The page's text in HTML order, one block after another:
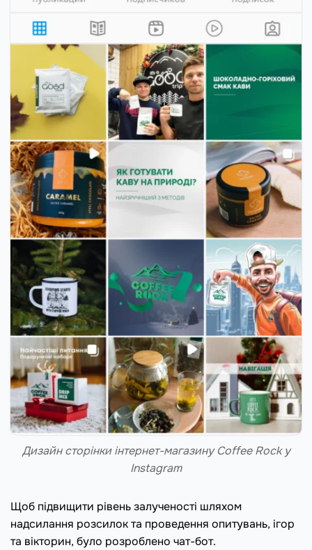
Дизайн сторінки інтернет-магазину Coffee Rock у
Instagram
Щоб підвищити рівень залученості шляхом
надсилання розсилок та проведення опитувань, ігор
та вікторин, було розроблено чат-бот.